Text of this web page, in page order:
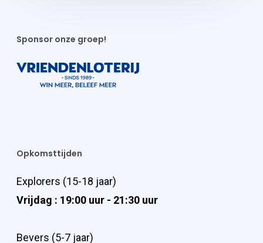
Sponsor onze groep!
Opkomsttijden
Explorers (15-18 jaar)
Vrijdag : 19:00 uur - 21:30 uur
Bevers (5-7 jaar)